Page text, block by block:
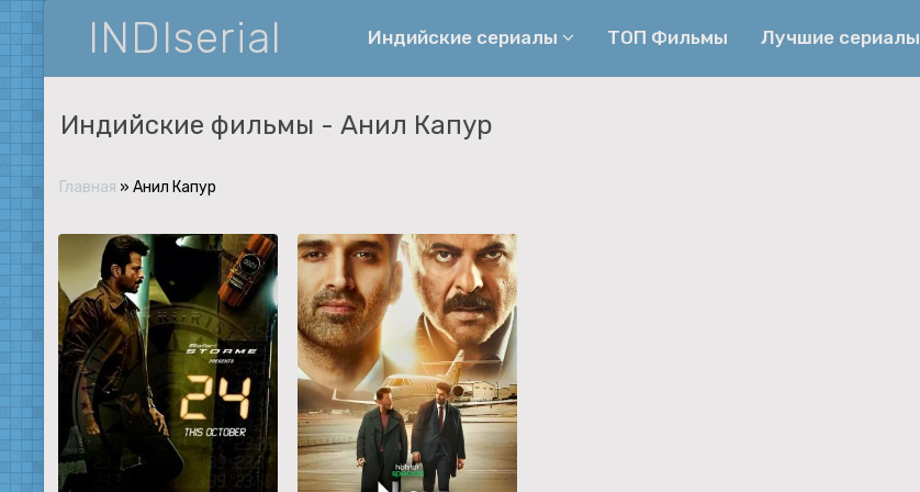
INDIserial Индийские сериалы
Спортивные
Музыка
Военные
ТОП Фильмы Лучшие сериалы
Индийские фильмы - Анил Капур
Главная » Анил Капур